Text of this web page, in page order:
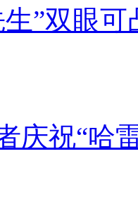
客户谈旅游
，业内人
。过去的一
”双眼可
庆祝“哈